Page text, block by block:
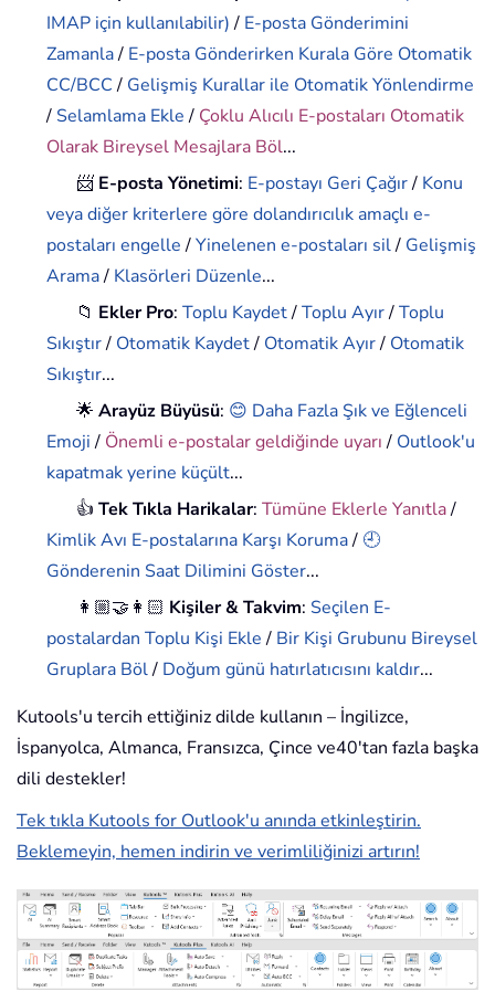
IMAP için kullanılabilir)/ E-posta Gönderimini
Zamanla/ E-posta Gönderirken Kurala Göre Otomatik
CC/BCC/ Gelişmiş Kurallar ile Otomatik Yönlendirme
/ Selamlama Ekle/ Çoklu Alıcılı E-postaları Otomatik
Olarak Bireysel Mesajlara Böl...
📨 E-posta Yönetimi: E-postayı Geri Çağır/ Konu
veya diğer kriterlere göre dolandırıcılık amaçlı e-
postaları engelle/Yinelenen e-postaları sil/ Gelişmiş
Arama/ Klasörleri Düzenle...
📁 Ekler Pro:Toplu Kaydet/Toplu Ayır/Toplu
Sıkıştır/ Otomatik Kaydet/ Otomatik Ayır/ Otomatik
Sıkıştır...
🌟Arayüz Büyüsü: 😊 Daha Fazla Şık ve Eğlenceli
Emoji/ Önemli e-postalar geldiğinde uyarı/ Outlook'u
kapatmak yerine küçült...
👍Tek Tıkla Harikalar:Tümüne Eklerle Yanıtla/
Kimlik Avı E-postalarına Karşı Koruma/ 🕘
Gönderenin Saat Dilimini Göster...
👩🏼‍🤝‍👩🏻 Kişiler & Takvim: Seçilen E-
postalardan Toplu Kişi Ekle/ Bir Kişi Grubunu Bireysel
Gruplara Böl/ Doğum günü hatırlatıcısını kaldır...
Kutools'u tercih ettiğiniz dilde kullanın – İngilizce,
İspanyolca, Almanca, Fransızca, Çince ve40'tan fazla başka
dili destekler!
Tek tıkla Kutools for Outlook'u anında etkinleştirin.
Beklemeyin, hemen indirin ve verimliliğinizi artırın!